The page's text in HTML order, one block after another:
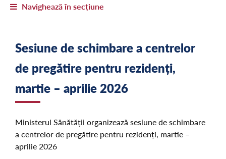
Navighează în secțiune
Sesiune de schimbare a centrelor
de pregătire pentru rezidenți,
martie – aprilie 2026
Ministerul Sănătății organizează sesiune de schimbare
a centrelor de pregătire pentru rezidenți, martie –
aprilie 2026